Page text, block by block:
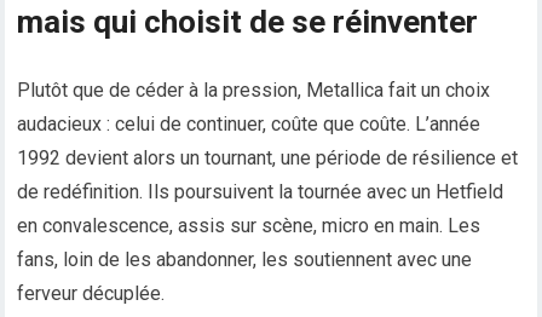
mais qui choisit de se réinventer
Plutôt que de céder à la pression, Metallica fait un choix
audacieux : celui de continuer, coûte que coûte. L’année
1992 devient alors un tournant, une période de résilience et
de redéfinition. Ils poursuivent la tournée avec un Hetfield
en convalescence, assis sur scène, micro en main. Les
fans, loin de les abandonner, les soutiennent avec une
ferveur décuplée.